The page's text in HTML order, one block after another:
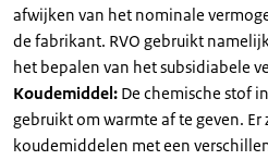
afwijken van het nominale
de fabrikant. RVO gebruikt
het bepalen van het subsidiabele
Koudemiddel: De chemische stof
gebruikt om warmte af te geven.
koudemiddelen met een